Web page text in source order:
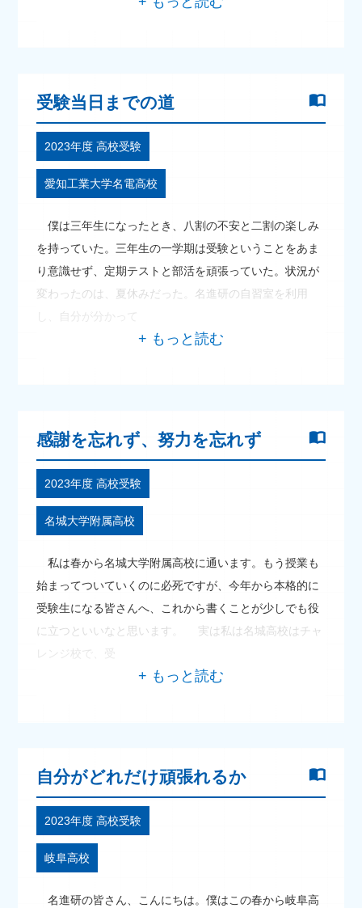
受験当日までの道
2023年度 高校受験
愛知工業大学名電高校
僕は三年生になったとき、八割の不安と二割の楽しみ
を持っていた。三年生の一学期は受験ということをあま
り意識せず、定期テストと部活を頑張っていた。状況が
変わったのは、夏休みだった。名進研の自習室を利用
し、自分が分かって
感謝を忘れず、努力を忘れず
2023年度 高校受験
名城大学附属高校
私は春から名城大学附属高校に通います。もう授業も
始まってついていくのに必死ですが、今年から本格的に
受験生になる皆さんへ、これから書くことが少しでも役
に立つといいなと思います。 実は私は名城高校はチャ
レンジ校で、受
自分がどれだけ頑張れるか
2023年度 高校受験
岐阜高校
名進研の皆さん、こんにちは。僕はこの春から岐阜高